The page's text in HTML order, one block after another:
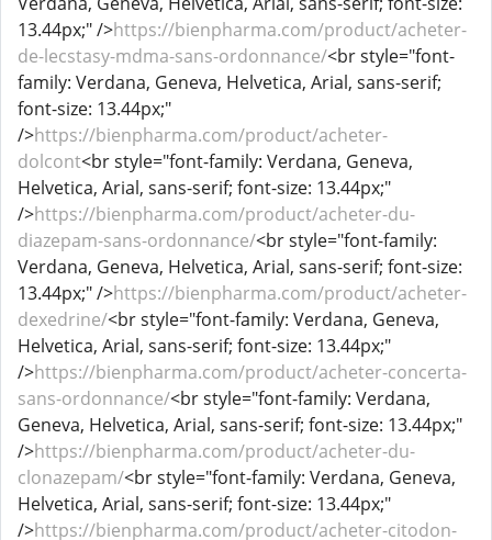
13.44px;" />https://bienpharma.com/product/acheter-
de-lecstasy-mdma-sans-ordonnance/<br style="font-
family: Verdana, Geneva, Helvetica, Arial, sans-serif;
font-size: 13.44px;"
/>https://bienpharma.com/product/acheter-
dolcont<br style="font-family: Verdana, Geneva,
Helvetica, Arial, sans-serif; font-size: 13.44px;"
/>https://bienpharma.com/product/acheter-du-
diazepam-sans-ordonnance/<br style="font-family:
Verdana, Geneva, Helvetica, Arial, sans-serif; font-size:
13.44px;" />https://bienpharma.com/product/acheter-
dexedrine/<br style="font-family: Verdana, Geneva,
Helvetica, Arial, sans-serif; font-size: 13.44px;"
/>https://bienpharma.com/product/acheter-concerta-
sans-ordonnance/<br style="font-family: Verdana,
Geneva, Helvetica, Arial, sans-serif; font-size: 13.44px;"
/>https://bienpharma.com/product/acheter-du-
clonazepam/<br style="font-family: Verdana, Geneva,
Helvetica, Arial, sans-serif; font-size: 13.44px;"
/>https://bienpharma.com/product/acheter-citodon-